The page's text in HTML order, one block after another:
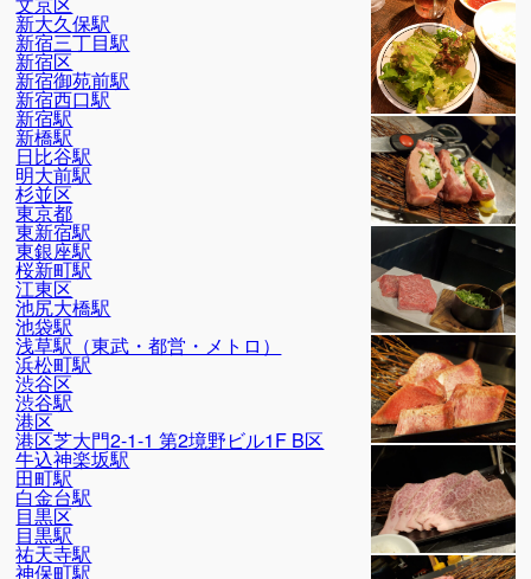
新大久保駅
新宿三丁目駅
新宿区
新宿御苑前駅
新宿西口駅
新宿駅
新橋駅
日比谷駅
明大前駅
杉並区
東京都
東新宿駅
東銀座駅
桜新町駅
江東区
池尻大橋駅
池袋駅
浅草駅（東武・都営・メトロ）
浜松町駅
渋谷区
渋谷駅
港区
港区芝大門2-1-1 第2境野ビル1F B区
牛込神楽坂駅
田町駅
白金台駅
目黒区
目黒駅
祐天寺駅
神保町駅